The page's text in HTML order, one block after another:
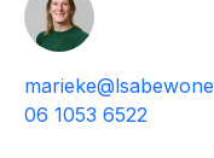
06 1053 6522